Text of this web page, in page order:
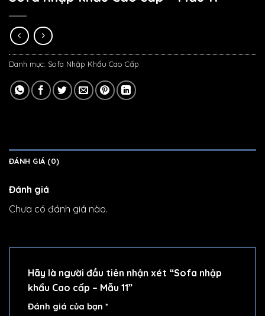
Danh mục: Sofa Nhập Khẩu Cao Cấp
ĐÁNH GIÁ (0)
Đánh giá
Chưa có đánh giá nào.
Hãy là người đầu tiên nhận xét “Sofa nhập
khẩu Cao cấp – Mẫu 11”
Đánh giá của bạn *